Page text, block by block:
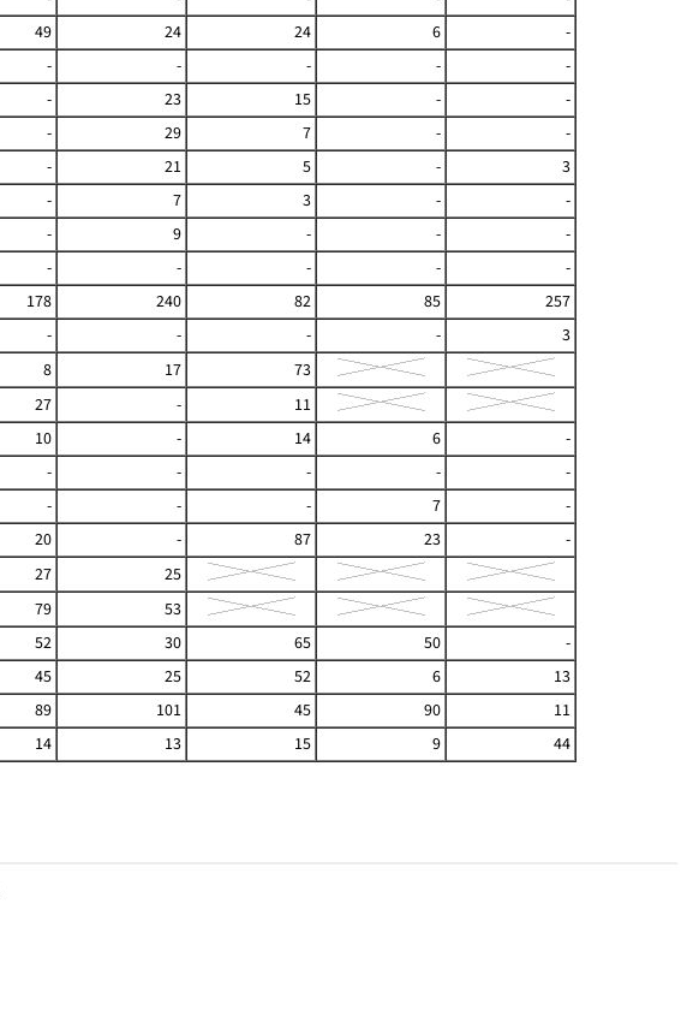
49 24 24 6
-
- - - -
-
- 23 15 -
-
- 29 7 -
-
- 21 5 -
3
- 7 3 -
-
- 9 - -
-
- - - -
-
178 240 82 85
257
- - - -
3
8 17
73
27 -
11
10 - 14 6
-
- - - -
-
- - - 7
-
20 - 87 23
-
27
25
79
53
52 30 65 50
-
45 25 52 6
13
89 101 45 90
11
14 13 15 9 44